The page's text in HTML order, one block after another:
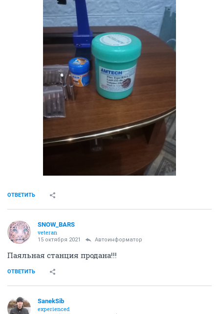
ОТВЕТИТЬ
SNOW_BARS
veteran
15 октября 2021 Автоинформатор
Паяльная станция продана!!!
ОТВЕТИТЬ
SanekSib
experienced